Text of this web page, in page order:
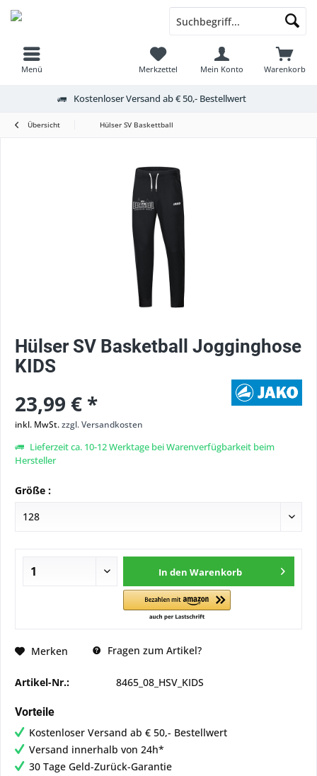
Menü Warenkorb
Merkzettel Mein Konto
Kostenloser Versand ab € 50,- Bestellwert
Übersicht Hülser SV Baskettball
Hülser SV Basketball Jogginghose
KIDS
23,99 € *
inkl. MwSt.zzgl. Versandkosten
Lieferzeit ca. 10-12 Werktage bei Warenverfügbarkeit beim
Hersteller
Größe :
In den Warenkorb
Merken Fragen zum Artikel?
Artikel-Nr.: 8465_08_HSV_KIDS
Vorteile
Kostenloser Versand ab € 50,- Bestellwert
Versand innerhalb von 24h*
30 Tage Geld-Zurück-Garantie